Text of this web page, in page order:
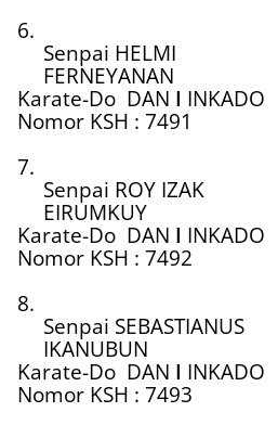
6.
Senpai HELMI
FERNEYANAN
Karate-Do DAN I INKADO
Nomor KSH : 7491
7.
Senpai ROY IZAK
EIRUMKUY
Karate-Do DAN I INKADO
Nomor KSH : 7492
8.
Senpai SEBASTIANUS
IKANUBUN
Karate-Do DAN I INKADO
Nomor KSH : 7493